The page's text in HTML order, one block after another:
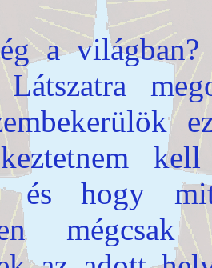
a világban?
és hogy